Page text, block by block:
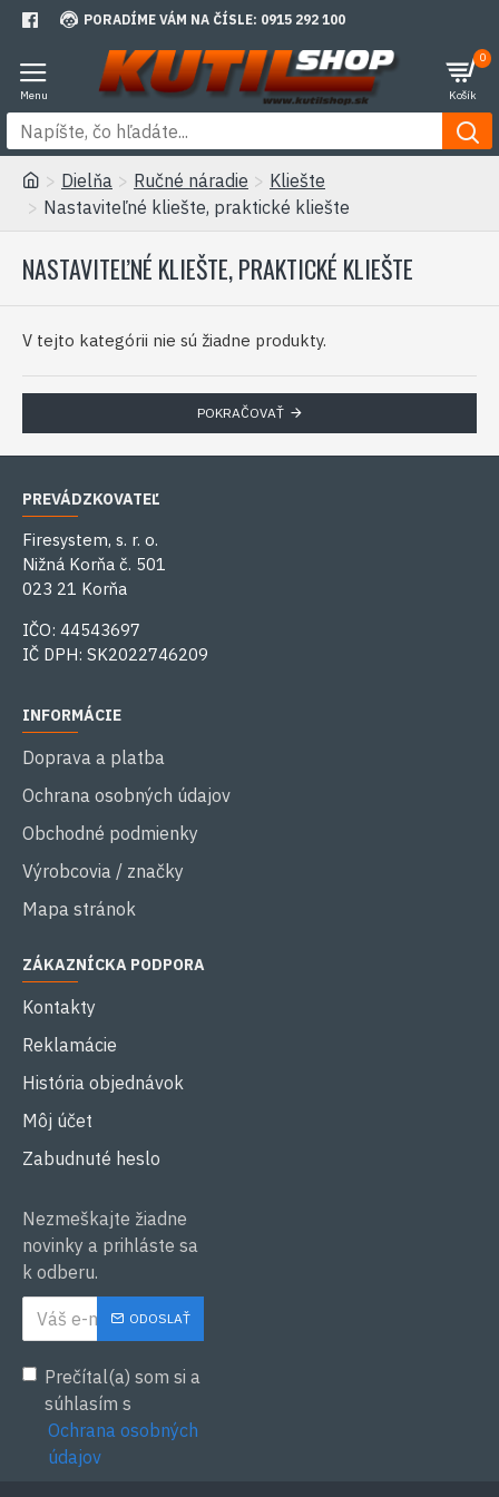
PORADÍME VÁM NA ČÍSLE: 0915 292 100
0
Dielňa Ručné náradie
Kliešte
Nastaviteľné kliešte, praktické kliešte
NASTAVITEĽNÉ KLIEŠTE, PRAKTICKÉ KLIEŠTE
V tejto kategórii nie sú žiadne produkty.
POKRAČOVAŤ
PREVÁDZKOVATEĽ
Firesystem, s. r. o.
Nižná Korňa č. 501
023 21 Korňa
IČO: 44543697
IČ DPH: SK2022746209
INFORMÁCIE
Doprava a platba
Ochrana osobných údajov
Obchodné podmienky
Výrobcovia / značky
Mapa stránok
ZÁKAZNÍCKA PODPORA
Kontakty
Reklamácie
História objednávok
Môj účet
Zabudnuté heslo
Nezmeškajte žiadne
novinky a prihláste sa
k odberu.
ODOSLAŤ
Prečítal(a) som si a
súhlasím s
Ochrana osobných
údajov